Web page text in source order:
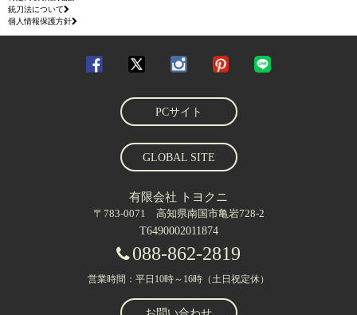
銃刀法について
個人情報保護方針
PCサイト
GLOBAL SITE
有限会社 トヨクニ
〒783-0071 高知県南国市亀岩728-2
T6490002011874
088-862-2819
営業時間：平日10時～16時（土日祝定休）